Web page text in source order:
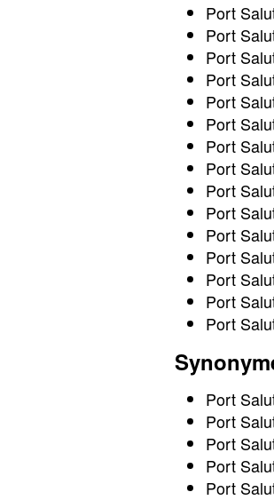
Port
Port
Port
Port
Port
Port
Port
Port
Port
Port
Port
Port
Port
Port
Port
Port
Port
Port
Port
Port